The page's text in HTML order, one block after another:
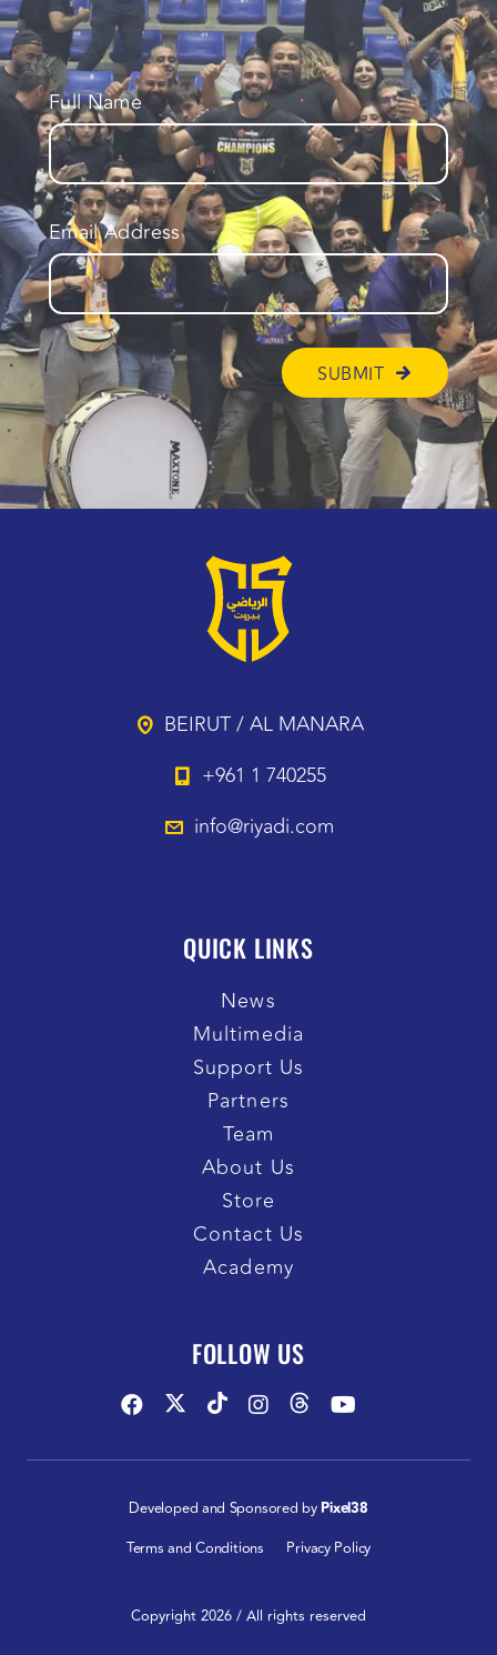
Full Name
Email Address
BEIRUT / AL MANARA
+961 1 740255
info@riyadi.com
QUICK LINKS
News
Multimedia
Support Us
Partners
Team
About Us
Store
Contact Us
Academy
FOLLOW US
Developed and Sponsored by Pixel38
Terms and Conditions
Privacy Policy
Copyright 2026 / All rights reserved